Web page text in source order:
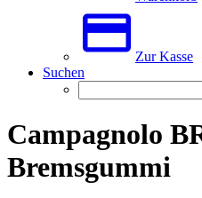
Zur Kasse
Suchen
Campagnolo
Bremsgummi